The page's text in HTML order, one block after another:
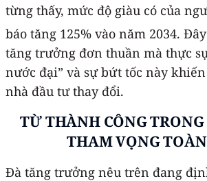
từng thấy, mức độ giàu có của
báo tăng 125% vào năm 2034.
tăng trưởng đơn thuần mà thực
nước đại” và sự bứt tốc này
nhà đầu tư thay đổi.
TỪ THÀNH CÔNG
THAM VỌNG
Đà tăng trưởng nêu trên đang